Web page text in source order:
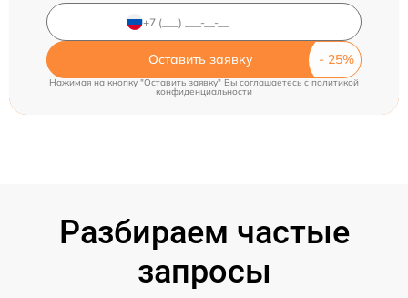
Оставить заявку
Нажимая на кнопку "Оставить заявку" Вы соглашаетесь c политикой
конфиденциальности
Разбираем частые
запросы